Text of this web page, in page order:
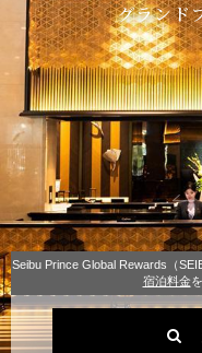
グランド
Seibu Prince Global Rewards（
宿泊料金